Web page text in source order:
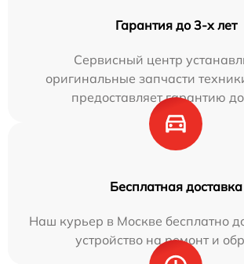
Гарантия до 3-х лет
Сервисный центр
оригинальные запчасти
предоставляет гарантию
Бесплатная доставка
Наш курьер в Москве бесплатно
устройство на ремонт и